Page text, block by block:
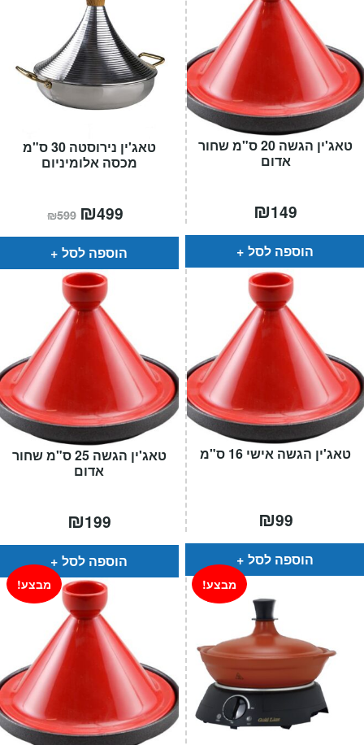
טאג'ין נירוסטה 30 ס"מ
מכסה אלומיניום
₪599 המחיר
המקורי
היה:
₪599.
₪499
הוא:
הוספה לסל
טאג'ין הגשה 20 ס"מ שחור
אדום
₪149
הוספה לסל
טאג'ין הגשה 25 ס"מ שחור
אדום
₪199
הוספה לסל
טאג'ין הגשה אישי 16 ס"מ
₪99
הוספה לסל
מבצע! מבצע!